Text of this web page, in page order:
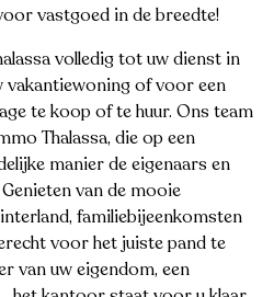
vastgoed in de breedte!
volledig tot uw dienst in
vakantiewoning of voor een
te koop of te huur. Ons team
Thalassa, die op een
manier de eigenaars en
van de mooie
familiebijeenkomsten
voor het juiste pand te
van uw eigendom, een